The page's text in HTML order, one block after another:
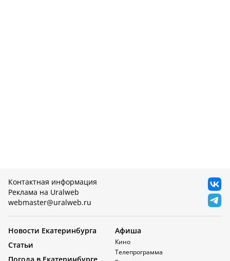
Контактная информация
Реклама на Uralweb
webmaster@uralweb.ru
Новости Екатеринбурга
Статьи
Афиша
Кино
Телепрограмма